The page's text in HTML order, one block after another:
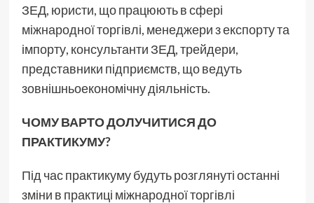
ЗЕД, юристи, що працюють в сфері
міжнародної торгівлі, менеджери з експорту та
імпорту, консультанти ЗЕД, трейдери,
представники підприємств, що ведуть
зовнішньоекономічну діяльність.
ЧОМУ ВАРТО ДОЛУЧИТИСЯ ДО
ПРАКТИКУМУ?
Під час практикуму будуть розглянуті останні
зміни в практиці міжнародної торгівлі